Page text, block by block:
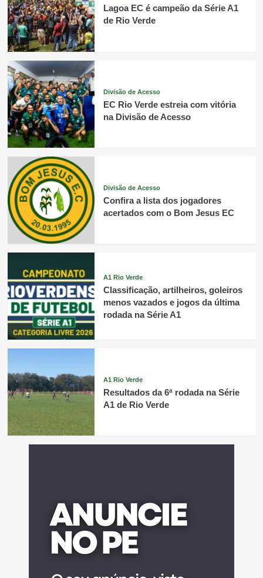
Lagoa EC é campeão da Série A1
de Rio Verde
Divisão de Acesso
EC Rio Verde estreia com vitória
na Divisão de Acesso
Divisão de Acesso
Confira a lista dos jogadores
acertados com o Bom Jesus EC
A1 Rio Verde
Classificação, artilheiros, goleiros
menos vazados e jogos da última
rodada na Série A1
A1 Rio Verde
Resultados da 6ª rodada na Série
A1 de Rio Verde